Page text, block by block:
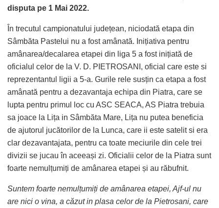
disputa pe 1 Mai 2022.
În trecutul campionatului județean, niciodată etapa din
Sâmbăta Pastelui nu a fost amânată. Inițiativa pentru
amânarea/decalarea etapei din liga 5 a fost inițiată de
oficialul celor de la V. D. PIETROSANI, oficial care este si
reprezentantul ligii a 5-a. Gurile rele susțin ca etapa a fost
amânată pentru a dezavantaja echipa din Piatra, care se
lupta pentru primul loc cu ASC SEACA, AS Piatra trebuia
sa joace la Lița in Sâmbăta Mare, Lița nu putea beneficia
de ajutorul jucătorilor de la Lunca, care ii este satelit si era
clar dezavantajata, pentru ca toate meciurile din cele trei
divizii se jucau în aceeași zi. Oficialii celor de la Piatra sunt
foarte nemulțumiți de amânarea etapei și au răbufnit.
Suntem foarte nemulțumiți de amânarea etapei, Ajf-ul nu
are nici o vina, a căzut in plasa celor de la Pietrosani, care